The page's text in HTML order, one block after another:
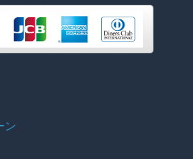
ン